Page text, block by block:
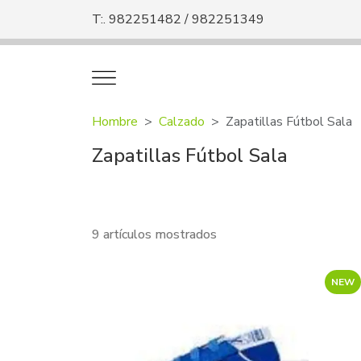
T:. 982251482 / 982251349
Hombre Calzado Zapatillas Fútbol Sala
Zapatillas Fútbol Sala
9 artículos mostrados
NEW